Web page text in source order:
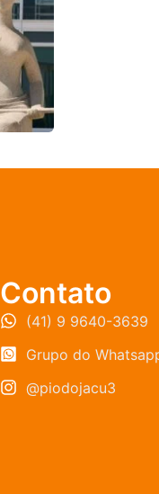
Contato
(41) 9 9640-3639
Grupo do
@piodojacu3